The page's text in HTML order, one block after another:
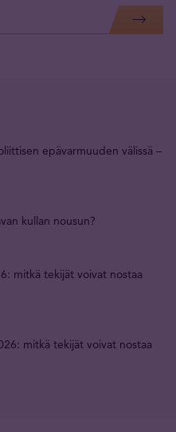
epävarmuuden välissä –
kullan nousun?
mitkä tekijät voivat nostaa
mitkä tekijät voivat nostaa